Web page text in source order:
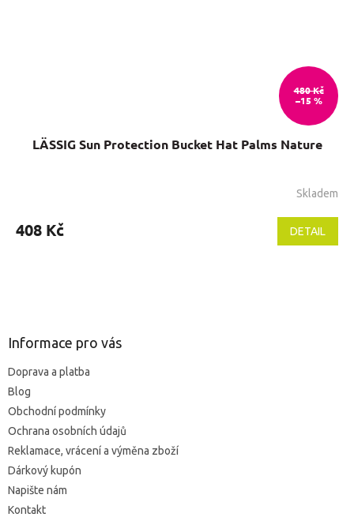
480 Kč
–15 %
LÄSSIG Sun Protection Bucket Hat Palms Nature
Skladem
408 Kč DETAIL
Informace pro vás
Doprava a platba
Blog
Obchodní podmínky
Ochrana osobních údajů
Reklamace, vrácení a výměna zboží
Dárkový kupón
Napište nám
Kontakt